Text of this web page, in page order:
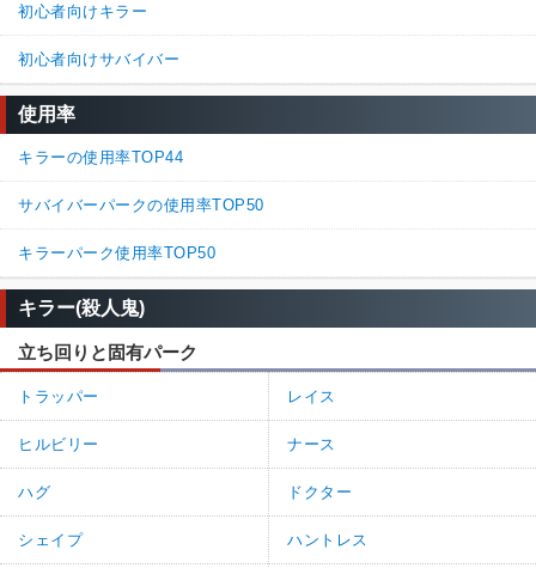
初心者向けキラー
初心者向けサバイバー
使用率
キラーの使用率TOP44
サバイバーパークの使用率TOP50
キラーパーク使用率TOP50
キラー(殺人鬼)
立ち回りと固有パーク
トラッパー レイス
ヒルビリー ナース
ハグ ドクター
シェイプ ハントレス